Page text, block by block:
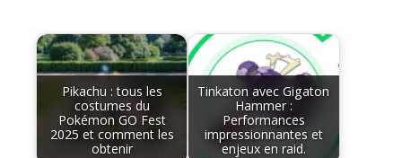
Pikachu : tous les
costumes du
Pokémon GO Fest
2025 et comment les
obtenir
Tinkaton avec Gigaton
Hammer :
Performances
impressionnantes et
enjeux en raid.